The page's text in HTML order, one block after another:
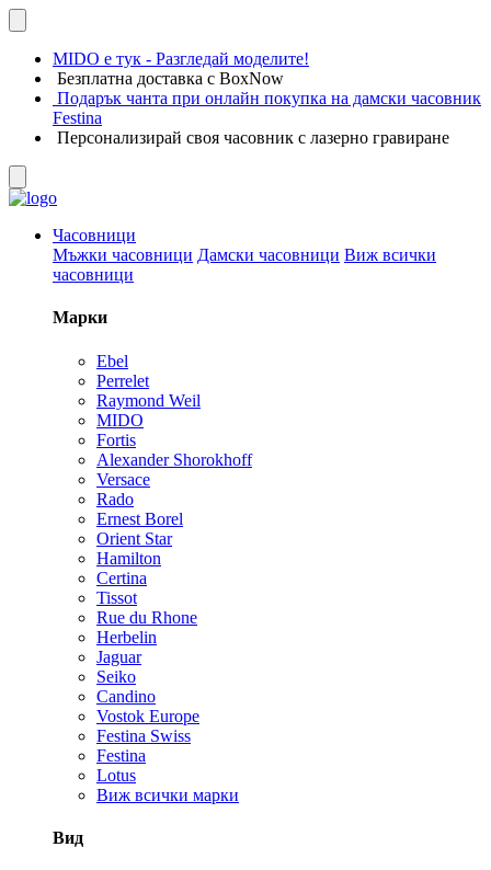
MIDO е тук - Разгледай моделите!
Безплатна доставка с BoxNow
Подарък чанта при онлайн покупка на дамски часовник
Festina
Персонализирай своя часовник с лазерно гравиране
Часовници
Мъжки часовници Дамски часовници Виж всички
часовници
Марки
Ebel
Perrelet
Raymond Weil
MIDO
Fortis
Alexander Shorokhoff
Versace
Rado
Ernest Borel
Orient Star
Hamilton
Certina
Tissot
Rue du Rhone
Herbelin
Jaguar
Seiko
Candino
Vostok Europe
Festina Swiss
Festina
Lotus
Виж всички марки
Вид